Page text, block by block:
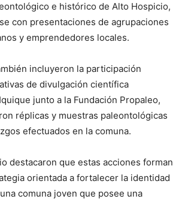
e histórico de Alto Hospicio,
con presentaciones de agrupaciones
y emprendedores locales.
incluyeron la participación
de divulgación científica
junto a la Fundación Propaleo,
réplicas y muestras paleontológicas
efectuados en la comuna.
destacaron que estas acciones forman
orientada a fortalecer la identidad
comuna joven que posee una